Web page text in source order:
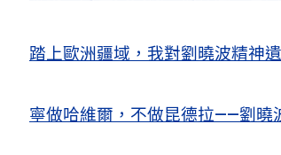
踏上歐洲疆域，我對劉曉波精神
寧做哈維爾，不做昆德拉——劉曉